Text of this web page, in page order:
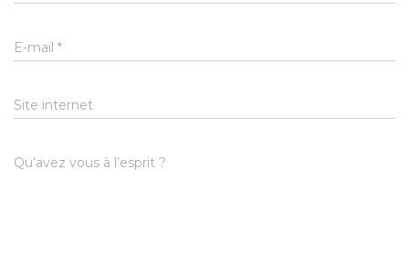
E-mail *
Site internet
Qu’avez vous à l’esprit ?